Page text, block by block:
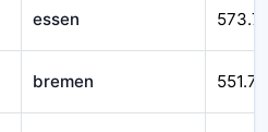
essen
bremen